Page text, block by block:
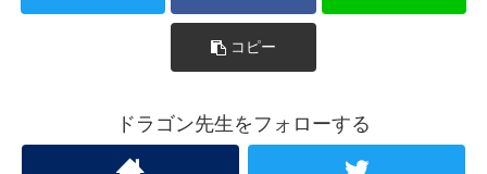
コピー
ドラゴン先生をフォローする